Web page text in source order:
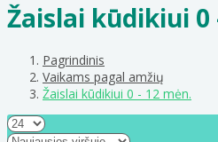
Žaislai kūdikiui 0
Pagrindinis
Vaikams pagal amžių
Žaislai kūdikiui 0 - 12 mėn.